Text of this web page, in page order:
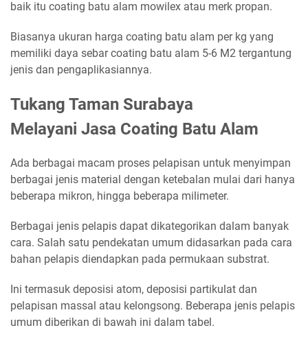
baik itu coating batu alam mowilex atau merk propan.
Biasanya ukuran harga coating batu alam per kg yang
memiliki daya sebar coating batu alam 5-6 M2 tergantung
jenis dan pengaplikasiannya.
Tukang Taman Surabaya
Melayani Jasa Coating Batu Alam
Ada berbagai macam proses pelapisan untuk menyimpan
berbagai jenis material dengan ketebalan mulai dari hanya
beberapa mikron, hingga beberapa milimeter.
Berbagai jenis pelapis dapat dikategorikan dalam banyak
cara. Salah satu pendekatan umum didasarkan pada cara
bahan pelapis diendapkan pada permukaan substrat.
Ini termasuk deposisi atom, deposisi partikulat dan
pelapisan massal atau kelongsong. Beberapa jenis pelapis
umum diberikan di bawah ini dalam tabel.